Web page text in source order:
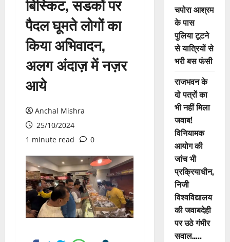
बिस्किट, सडकों पर
पैदल घूमते लोगों का
किया अभिवादन,
अलग अंदाज़ में नज़र
आये
Anchal Mishra
25/10/2024
1 minute read
0
चपोरा आश्रम
के पास
पुलिया टूटने
से यात्रियों से
भरी बस फंसी
राजभवन के
दो पत्रों का
भी नहीं मिला
जवाब!
विनियामक
आयोग की
जांच भी
प्रक्रियाधीन,
निजी
विश्वविद्यालय
की जवाबदेही
पर उठे गंभीर
सवाल…..